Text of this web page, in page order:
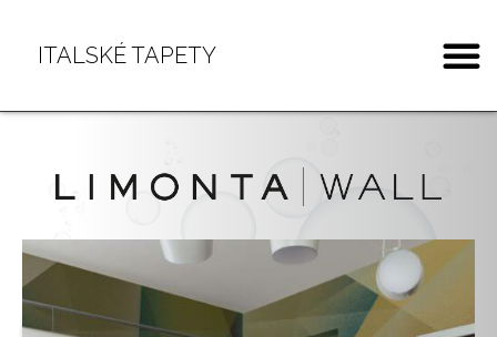
ITALSKÉ TAPETY